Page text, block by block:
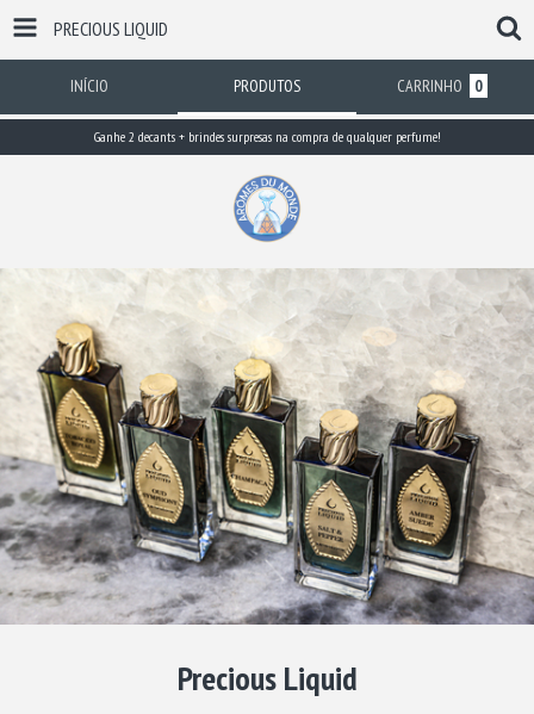
PRECIOUS LIQUID
INÍCIO PRODUTOS CARRINHO 0
Ganhe 2 decants + brindes surpresas na compra de qualquer perfume!
Precious Liquid